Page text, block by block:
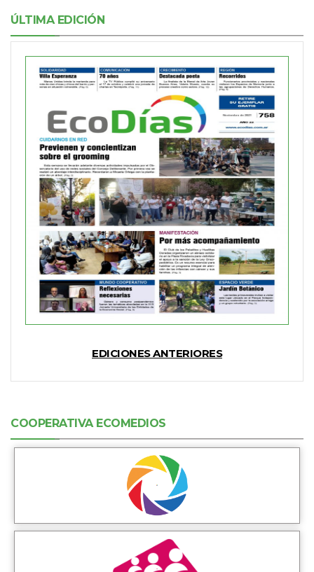
ÚLTIMA EDICIÓN
EDICIONES ANTERIORES
COOPERATIVA ECOMEDIOS